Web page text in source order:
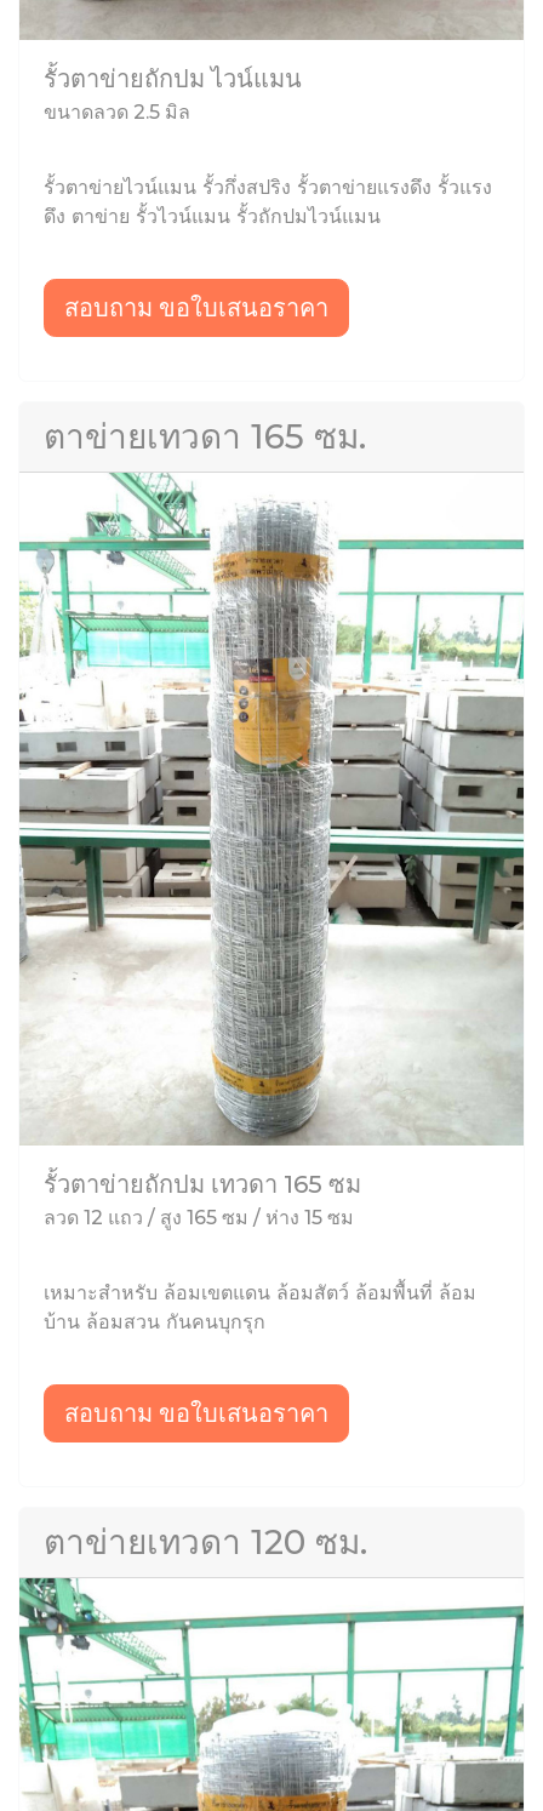
รั้วตาข่ายถักปม ไวน์แมน
ขนาดลวด 2.5 มิล
รั้วตาข่ายไวน์แมน รั้วกึ่งสปริง รั้วตาข่ายแรงดึง รั้วแรง
ดึง ตาข่าย รั้วไวน์แมน รั้วถักปมไวน์แมน
สอบถาม ขอใบเสนอราคา
ตาข่ายเทวดา 165 ซม.
รั้วตาข่ายถักปม เทวดา 165 ซม
ลวด 12 แถว / สูง 165 ซม / ห่าง 15 ซม
เหมาะสำหรับ ล้อมเขตแดน ล้อมสัตว์ ล้อมพื้นที่ ล้อม
บ้าน ล้อมสวน กันคนบุกรุก
สอบถาม ขอใบเสนอราคา
ตาข่ายเทวดา 120 ซม.